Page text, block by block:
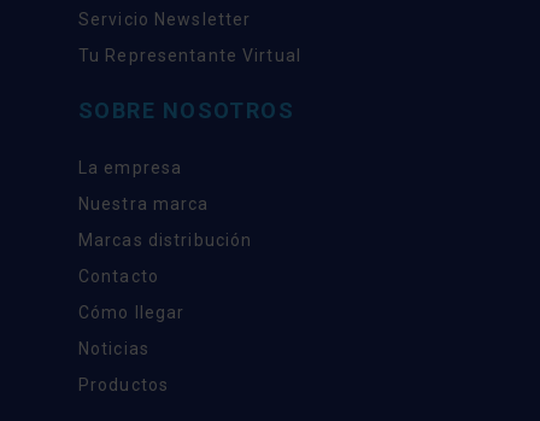
Servicio Newsletter
Tu Representante Virtual
SOBRE NOSOTROS
La empresa
Nuestra marca
Marcas distribución
Contacto
Cómo llegar
Noticias
Productos